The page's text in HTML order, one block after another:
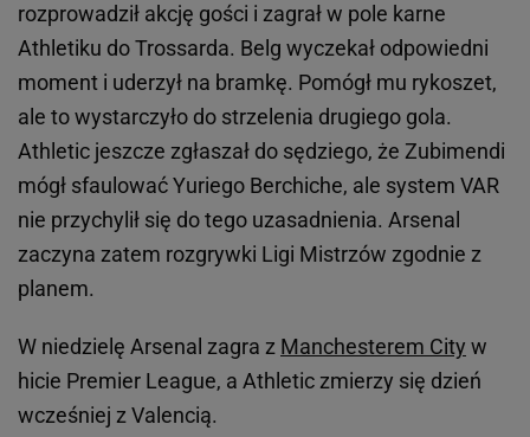
rozprowadził akcję gości i zagrał w pole karne
Athletiku do Trossarda. Belg wyczekał odpowiedni
moment i uderzył na bramkę. Pomógł mu rykoszet,
ale to wystarczyło do strzelenia drugiego gola.
Athletic jeszcze zgłaszał do sędziego, że Zubimendi
mógł sfaulować Yuriego Berchiche, ale system VAR
nie przychylił się do tego uzasadnienia. Arsenal
zaczyna zatem rozgrywki Ligi Mistrzów zgodnie z
planem.
W niedzielę Arsenal zagra z Manchesterem City w
hicie Premier League, a Athletic zmierzy się dzień
wcześniej z Valencią.